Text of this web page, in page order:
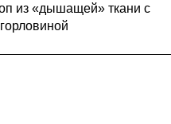
из «дышащей» ткани с